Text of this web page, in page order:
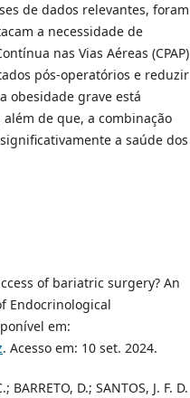
de dados relevantes, foram
a necessidade de
nas Vias Aéreas (CPAP)
pós-operatórios e reduzir
obesidade grave está
de que, a combinação
a saúde dos
of bariatric surgery? An
Endocrinological
em:
. Acesso em: 10 set. 2024.
BARRETO, D.; SANTOS, J. F. D.